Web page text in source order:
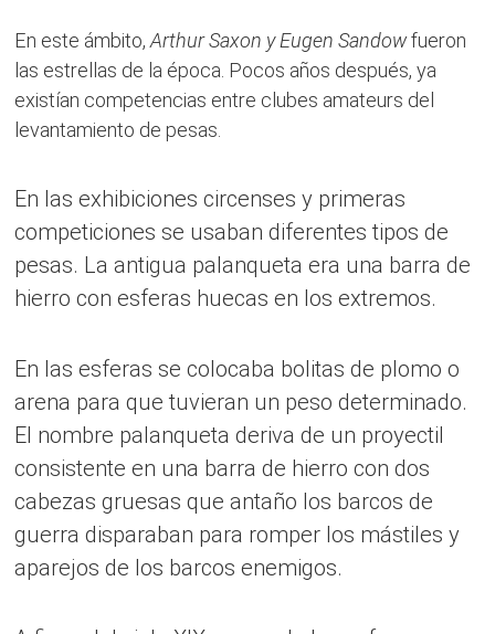
En este ámbito,Arthur Saxon y Eugen Sandowfueron
las estrellas de la época. Pocos años después, ya
existían competencias entre clubes amateurs del
levantamiento de pesas.
En las exhibiciones circenses y primeras
competiciones se usaban diferentes tipos de
pesas. La antigua palanqueta era una barra de
hierro con esferas huecas en los extremos.
En las esferas se colocaba bolitas de plomo o
arena para que tuvieran un peso determinado.
El nombre palanqueta deriva de un proyectil
consistente en una barra de hierro con dos
cabezas gruesas que antaño los barcos de
guerra disparaban para romper los mástiles y
aparejos de los barcos enemigos.